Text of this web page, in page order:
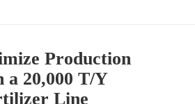
Production
a 20,000 T/Y
Line